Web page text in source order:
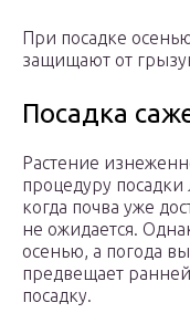
При посадке
защищают от
Посадка
Растение
процедуру посадки
когда почва уже
не ожидается.
осенью, а погода
предвещает
посадку.